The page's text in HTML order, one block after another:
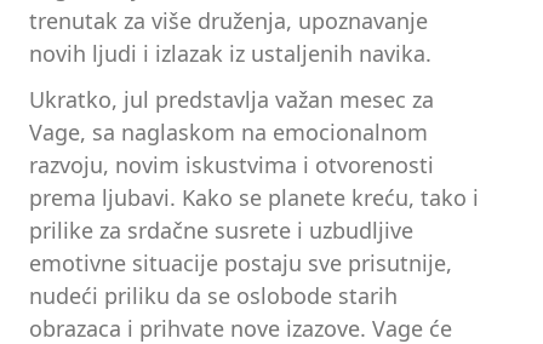
trenutak za više druženja, upoznavanje
novih ljudi i izlazak iz ustaljenih navika.
Ukratko, jul predstavlja važan mesec za
Vage, sa naglaskom na emocionalnom
razvoju, novim iskustvima i otvorenosti
prema ljubavi. Kako se planete kreću, tako i
prilike za srdačne susrete i uzbudljive
emotivne situacije postaju sve prisutnije,
nudeći priliku da se oslobode starih
obrazaca i prihvate nove izazove. Vage će